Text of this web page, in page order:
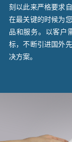
刻以此来严格要求
在最关键的时候为
品和服务。以客户
标，不断引进国外
决方案。